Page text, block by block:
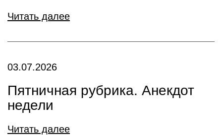
Читать далее
03.07.2026
Пятничная рубрика. Анекдот
недели
Читать далее